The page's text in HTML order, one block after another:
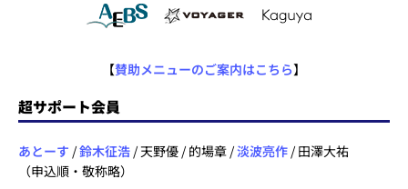
【賛助メニューのご案内はこちら】
超サポート会員
あとーす /鈴木征浩 / 天野優 / 的場章 /淡波亮作 / 田澤大祐
（申込順・敬称略）